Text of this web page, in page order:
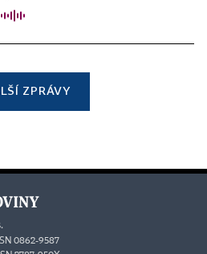
ZPRÁVY
0862-9587